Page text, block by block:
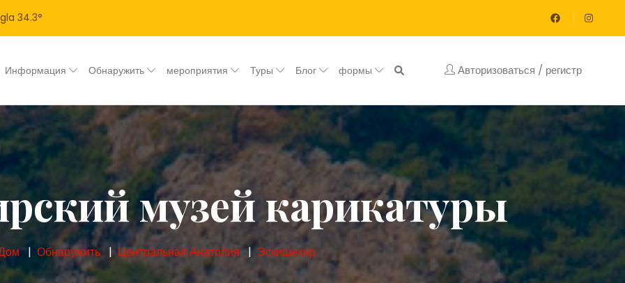
34.3°
Информация Обнаружить мероприятия Туры Блог формы Авторизоваться / регистр
музей карикатуры
Обнаружить Центральная Анатолия Эскишехир